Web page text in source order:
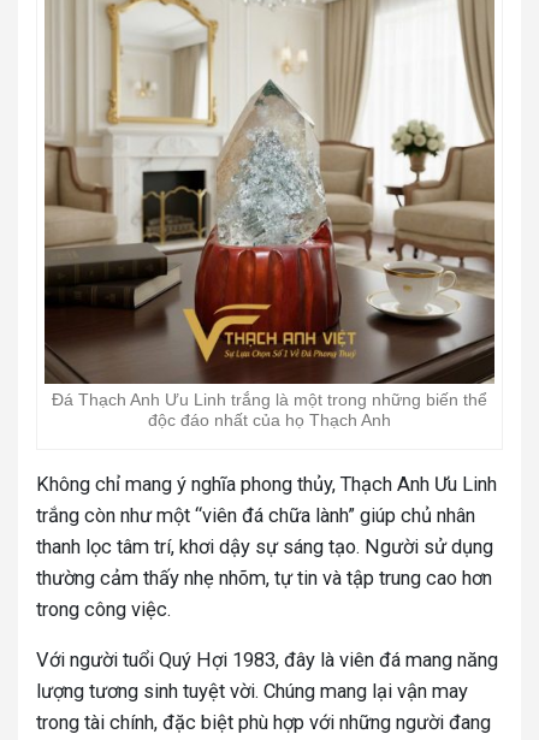
Đá Thạch Anh Ưu Linh trắng là một trong những biến thể
độc đáo nhất của họ Thạch Anh
Không chỉ mang ý nghĩa phong thủy, Thạch Anh Ưu Linh
trắng còn như một “viên đá chữa lành” giúp chủ nhân
thanh lọc tâm trí, khơi dậy sự sáng tạo. Người sử dụng
thường cảm thấy nhẹ nhõm, tự tin và tập trung cao hơn
trong công việc.
Với người tuổi Quý Hợi 1983, đây là viên đá mang năng
lượng tương sinh tuyệt vời. Chúng mang lại vận may
trong tài chính, đặc biệt phù hợp với những người đang